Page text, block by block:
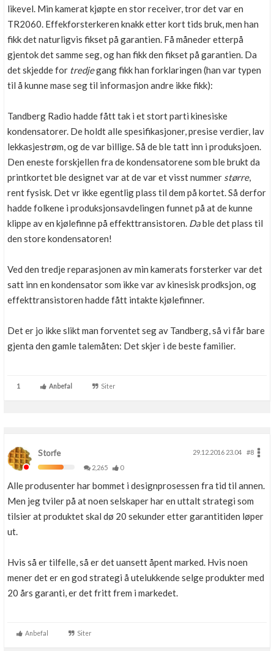
likevel. Min kamerat kjøpte en stor receiver, tror det var en
TR2060. Effekforsterkeren knakk etter kort tids bruk, men han
fikk det naturligvis fikset på garantien. Få måneder etterpå
gjentok det samme seg, og han fikk den fikset på garantien. Da
det skjedde for tredjegang fikk han forklaringen (han var typen
til å kunne mase seg til informasjon andre ikke fikk):
Tandberg Radio hadde fått tak i et stort parti kinesiske
kondensatorer. De holdt alle spesifikasjoner, presise verdier, lav
lekkasjestrøm, og de var billige. Så de ble tatt inn i produksjoen.
Den eneste forskjellen fra de kondensatorene som ble brukt da
printkortet ble designet var at de var et visst nummer større,
rent fysisk. Det vr ikke egentlig plass til dem på kortet. Så derfor
hadde folkene i produksjonsavdelingen funnet på at de kunne
klippe av en kjølefinne på effekttransistoren. Dable det plass til
den store kondensatoren!
Ved den tredje reparasjonen av min kamerats forsterker var det
satt inn en kondensator som ikke var av kinesisk prodksjon, og
effekttransistoren hadde fått intakte kjølefinner.
Det er jo ikke slikt man forventet seg av Tandberg, så vi får bare
gjenta den gamle talemåten: Det skjer i de beste familier.
1 Anbefal Siter
Storfe 29.12.2016 23.04
#8
2,265
0
Alle produsenter har bommet i designprosessen fra tid til annen.
Men jeg tviler på at noen selskaper har en uttalt strategi som
tilsier at produktet skal dø 20 sekunder etter garantitiden løper
ut.
Hvis så er tilfelle, så er det uansett åpent marked. Hvis noen
mener det er en god strategi å utelukkende selge produkter med
20 års garanti, er det fritt frem i markedet.
Anbefal Siter